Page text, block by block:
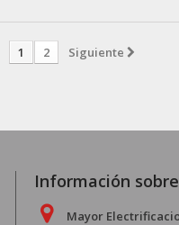
1 2 Siguiente
Información
Mayor